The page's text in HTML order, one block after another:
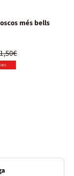
més bells